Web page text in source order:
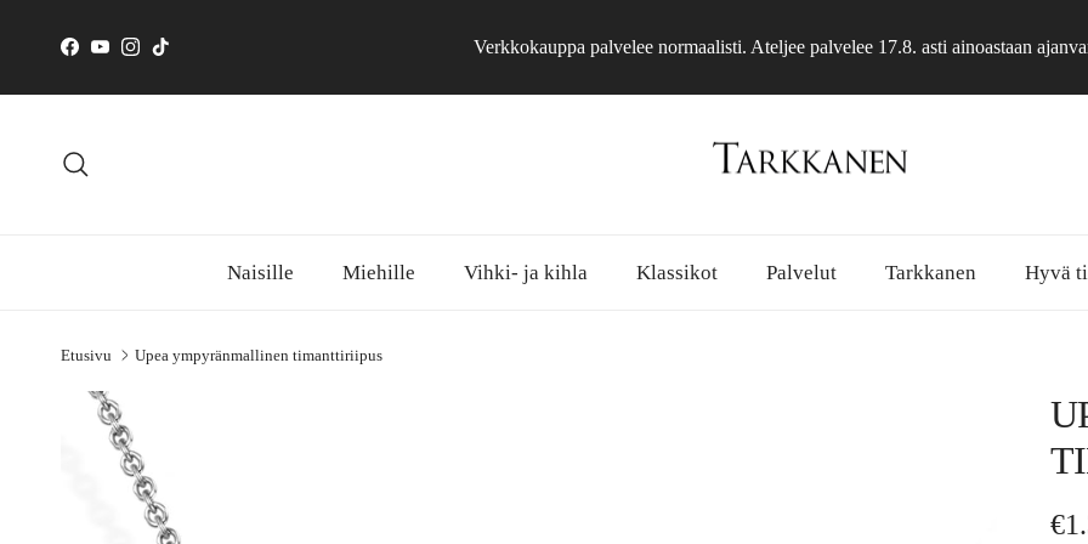
Facebook
YouTube
Instagram
TikTok Verkkokauppa palvelee normaalisti. Ateljee palvelee 17.8. asti ainoastaan
Naisille Miehille Vihki- ja kihla Klassikot Palvelut Tarkkanen Hyvä
Etusivu Upea ympyränmallinen timanttiriipus
Siirry tuotetietoihin